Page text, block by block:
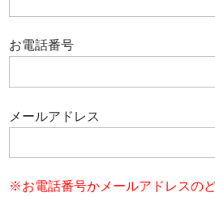
お電話番号
メールアドレス
※お電話番号かメールアドレスの